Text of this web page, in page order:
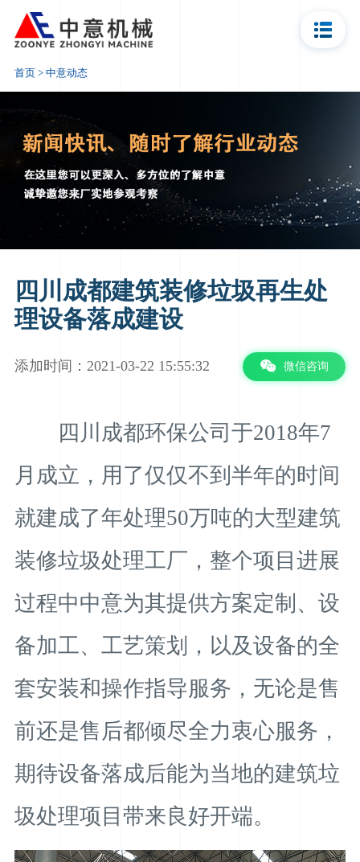
首页> 中意动态
四川成都建筑装修垃圾再生处
理设备落成建设
添加时间：2021-03-22 15:55:32 微信咨询
四川成都环保公司于2018年7
月成立，用了仅仅不到半年的时间
就建成了年处理50万吨的大型建筑
装修垃圾处理工厂，整个项目进展
过程中中意为其提供方案定制、设
备加工、工艺策划，以及设备的全
套安装和操作指导服务，无论是售
前还是售后都倾尽全力衷心服务，
期待设备落成后能为当地的建筑垃
圾处理项目带来良好开端。